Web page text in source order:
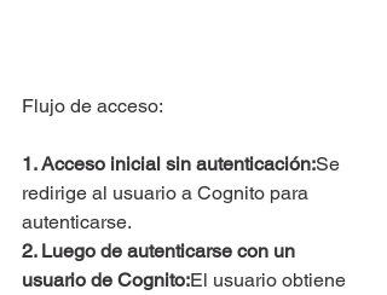
Flujo de acceso:
1. Acceso inicial sin autenticación:Se
redirige al usuario a Cognito para
autenticarse.
2. Luego de autenticarse con un
usuario de Cognito:El usuario obtiene